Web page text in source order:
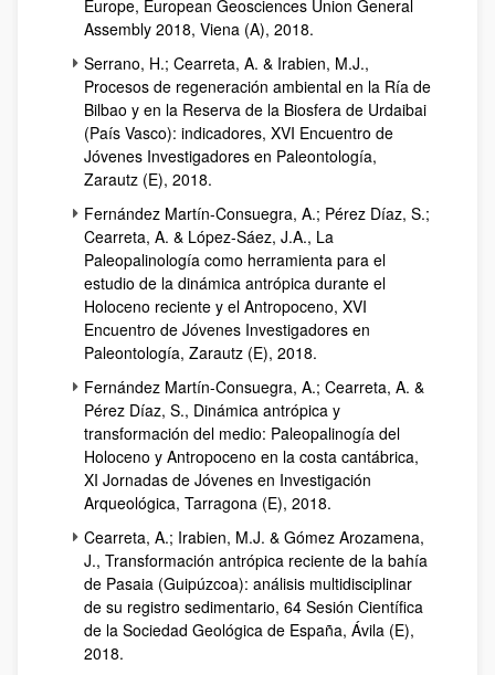
Europe, European Geosciences Union General
Assembly 2018, Viena (A), 2018.
Serrano, H.; Cearreta, A. & Irabien, M.J.,
Procesos de regeneración ambiental en la Ría de
Bilbao y en la Reserva de la Biosfera de Urdaibai
(País Vasco): indicadores, XVI Encuentro de
Jóvenes Investigadores en Paleontología,
Zarautz (E), 2018.
Fernández Martín-Consuegra, A.; Pérez Díaz, S.;
Cearreta, A. & López-Sáez, J.A., La
Paleopalinología como herramienta para el
estudio de la dinámica antrópica durante el
Holoceno reciente y el Antropoceno, XVI
Encuentro de Jóvenes Investigadores en
Paleontología, Zarautz (E), 2018.
Fernández Martín-Consuegra, A.; Cearreta, A. &
Pérez Díaz, S., Dinámica antrópica y
transformación del medio: Paleopalinogía del
Holoceno y Antropoceno en la costa cantábrica,
XI Jornadas de Jóvenes en Investigación
Arqueológica, Tarragona (E), 2018.
Cearreta, A.; Irabien, M.J. & Gómez Arozamena,
J., Transformación antrópica reciente de la bahía
de Pasaia (Guipúzcoa): análisis multidisciplinar
de su registro sedimentario, 64 Sesión Científica
de la Sociedad Geológica de España, Ávila (E),
2018.